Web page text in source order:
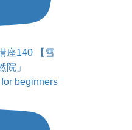
座140 【雪
院」
beginners